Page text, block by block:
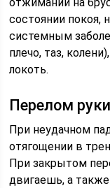
состоянии покоя,
системным
плечо, таз,
локоть.
Перелом руки
При неудачном
отягощении в
При закрытом
двигаешь, а